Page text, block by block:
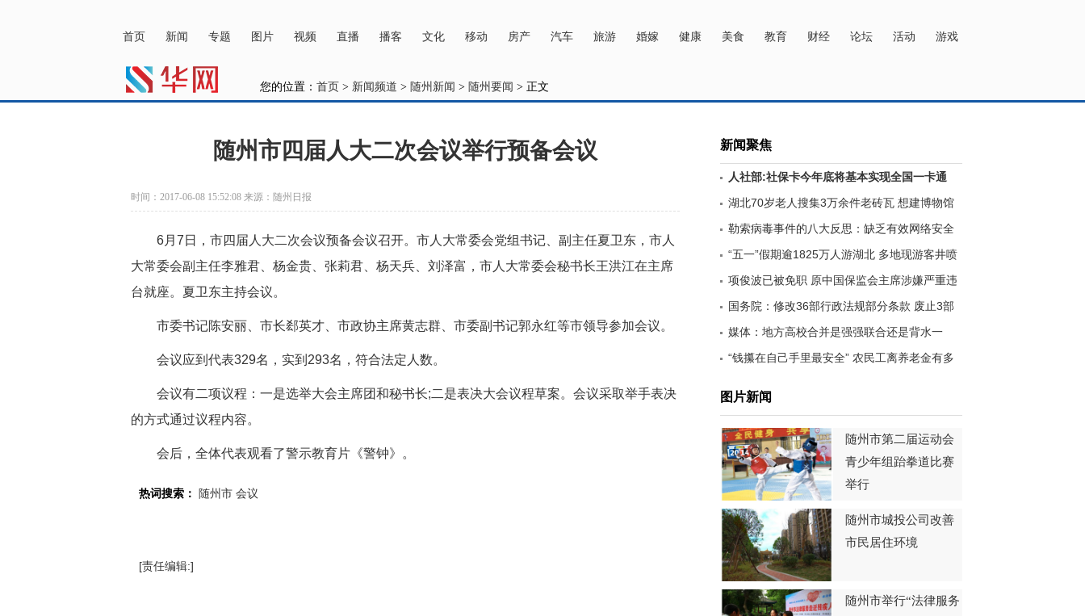
首页 新闻 专题 图片 视频 直播 播客 文化 移动 房产 汽车 旅游 婚嫁 健康 美食 教育 财经 论坛 活动 游戏
您的位置： 首页 > 新闻频道 > 随州新闻 > 随州要闻 > 正文
随州市四届人大二次会议举行预备会议
时间：2017-06-08 15:52:08 来源：随州日报
6月7日，市四届人大二次会议预备会议召开。市人大常委会党组书记、副主任夏卫东，市人
大常委会副主任李雅君、杨金贵、张莉君、杨天兵、刘泽富，市人大常委会秘书长王洪江在主席
台就座。夏卫东主持会议。
市委书记陈安丽 、市长郄英才 、市政协主席黄志群、市委副书记郭永红等市领导参加会议。
会议应到代表329名，实到293名，符合法定人数。
会议有二项议程：一是选举大会主席团和秘书长;二是表决大会议程草案。会议采取举手表决
的方式通过议程内容。
会后，全体代表观看了警示教育片《警钟》。
热词搜索： 随州市 会议
[责任编辑:]
新闻聚焦
人社部:社保卡今年底将基本实现全国一卡通
湖北70岁老人搜集3万余件老砖瓦 想建博物馆
勒索病毒事件的八大反思：缺乏有效网络安全
应急技
“五一”假期逾1825万人游湖北 多地现游客井喷
景象
项俊波已被免职 原中国保监会主席涉嫌严重违
纪
国务院：修改36部行政法规部分条款 废止3部
行政法规
媒体：地方高校合并是强强联合还是背水一
战？
“钱攥在自己手里最安全” 农民工离养老金有多
图片新闻
随州市第二届运动会
青少年组跆拳道比赛
举行
随州市城投公司改善
市民居住环境
随州市举行“法律服务